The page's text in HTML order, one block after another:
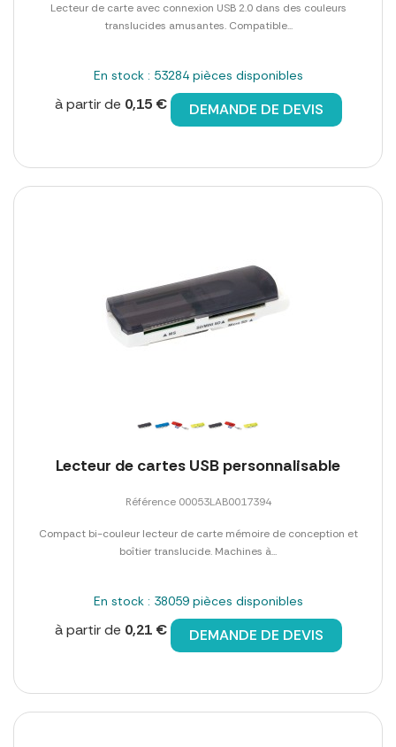
Lecteur de carte avec connexion USB 2.0 dans des couleurs
translucides amusantes. Compatible...
En stock : 53284 pièces disponibles
à partir de 0,15 € DEMANDE DE DEVIS
Lecteur de cartes USB personnalisable
Référence 00053LAB0017394
Compact bi-couleur lecteur de carte mémoire de conception et
boîtier translucide. Machines à...
En stock : 38059 pièces disponibles
à partir de 0,21 € DEMANDE DE DEVIS